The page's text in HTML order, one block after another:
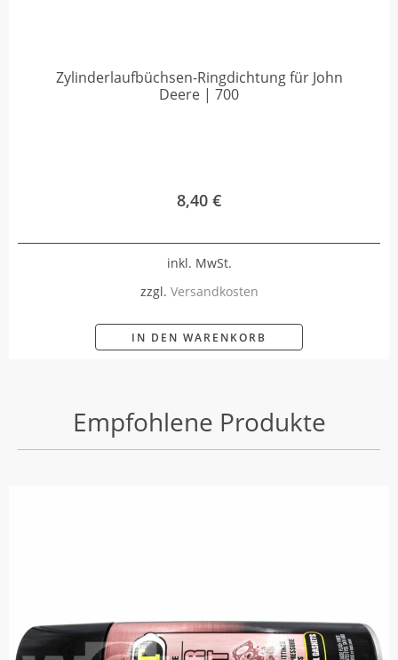
Zylinderlaufbüchsen-Ringdichtung für John
Deere | 700
8,40 €
inkl. MwSt.
zzgl. Versandkosten
IN DEN WARENKORB
Empfohlene Produkte